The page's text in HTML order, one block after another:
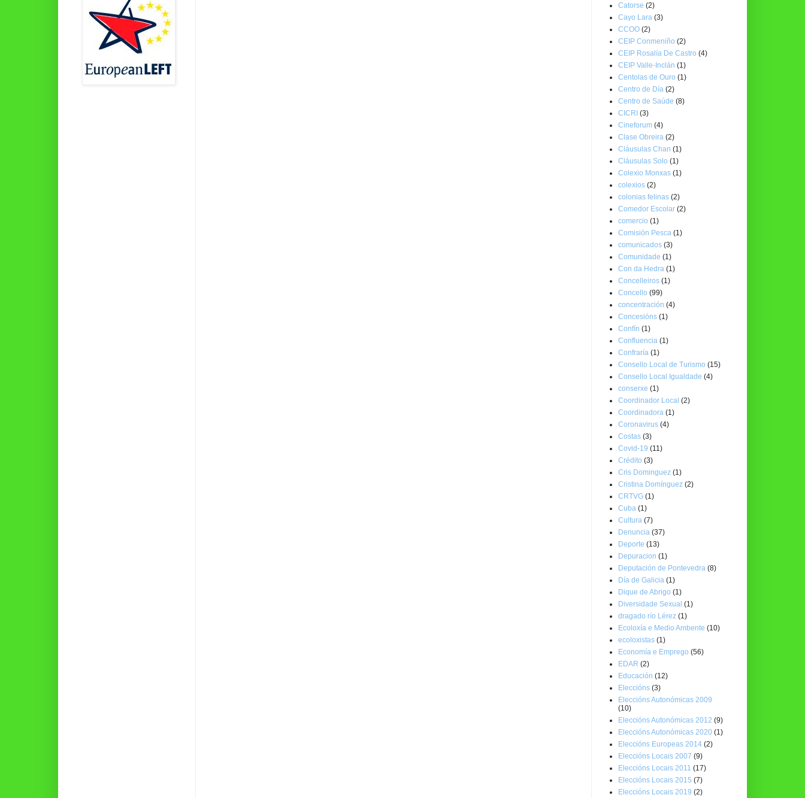
Catorse (2)
Cayo Lara (3)
CCOO (2)
CEIP Conmeniño (2)
CEIP Rosalía De Castro (4)
CEIP Valle-Inclán (1)
Centolas de Ouro (1)
Centro de Día (2)
Centro de Saúde (8)
CICRI (3)
Cineforum (4)
Clase Obreira (2)
Cláusulas Chan (1)
Cláusulas Solo (1)
Colexio Monxas (1)
colexios (2)
colonias felinas (2)
Comedor Escolar (2)
comercio (1)
Comisión Pesca (1)
comunicados (3)
Comunidade (1)
Con da Hedra (1)
Concelleiros (1)
Concello (99)
concentración (4)
Concesións (1)
Confín (1)
Confluencia (1)
Confraría (1)
Consello Local de Turismo (15)
Consello Local Igualdade (4)
conserxe (1)
Coordinador Local (2)
Coordinadora (1)
Coronavirus (4)
Costas (3)
Covid-19 (11)
Crédito (3)
Cris Dominguez (1)
Cristina Domínguez (2)
CRTVG (1)
Cuba (1)
Cultura (7)
Denuncia (37)
Deporte (13)
Depuracion (1)
Deputación de Pontevedra (8)
Día de Galicia (1)
Dique de Abrigo (1)
Diversidade Sexual (1)
dragado río Lérez (1)
Ecoloxía e Medio Ambente (10)
ecoloxistas (1)
Economía e Emprego (56)
EDAR (2)
Educación (12)
Eleccións (3)
Eleccións Autonómicas 2009
(10)
Eleccións Autonómicas 2012 (9)
Eleccións Autonómicas 2020 (1)
Eleccións Europeas 2014 (2)
Eleccións Locais 2007 (9)
Eleccións Locais 2011 (17)
Eleccións Locais 2015 (7)
Eleccións Locais 2019 (2)